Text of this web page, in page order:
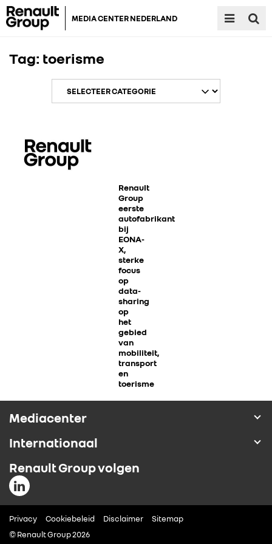
MEDIA CENTER NEDERLAND
RENAULT GROUP
Tag: toerisme
Renault
Group
eerste
autofabrikant
bij
EONA-
X,
sterke
focus
op
data-
sharing
op
het
gebied
van
mobiliteit,
transport
en
toerisme
Mediacenter
Internationaal
Renault Group volgen
Privacy Cookiebeleid Disclaimer
Sitemap
© Renault Group 2026